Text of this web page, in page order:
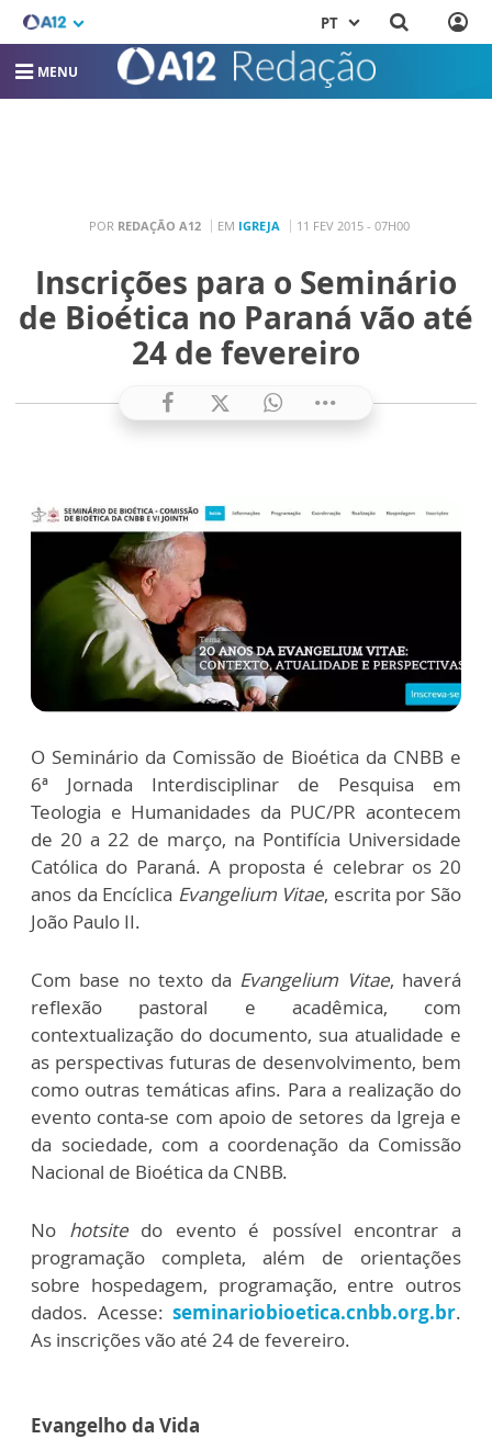
PT
MENU
POR REDAÇÃO A12 EM IGREJA 11 FEV 2015 - 07H00
Inscrições para o Seminário
de Bioética no Paraná vão até
24 de fevereiro
O Seminário da Comissão de Bioética da CNBB e
6ª Jornada Interdisciplinar de Pesquisa em
Teologia e Humanidades da PUC/PR acontecem
de 20 a 22 de março, na Pontifícia Universidade
Católica do Paraná. A proposta é celebrar os 20
anos da Encíclica Evangelium Vitae, escrita por São
João Paulo II.
Com base no texto da Evangelium Vitae, haverá
reflexão pastoral e acadêmica, com
contextualização do documento, sua atualidade e
as perspectivas futuras de desenvolvimento, bem
como outras temáticas afins. Para a realização do
evento conta-se com apoio de setores da Igreja e
da sociedade, com a coordenação da Comissão
Nacional de Bioética da CNBB.
No hotsite do evento é possível encontrar a
programação completa, além de orientações
sobre hospedagem, programação, entre outros
dados. Acesse: seminariobioetica.cnbb.org.br.
As inscrições vão até 24 de fevereiro.
Evangelho da Vida